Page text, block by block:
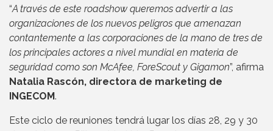
“A través de este roadshow queremos advertir a las
organizaciones de los nuevos peligros que amenazan
contantemente a las corporaciones de la mano de tres de
los principales actores a nivel mundial en materia de
seguridad como son McAfee, ForeScout y Gigamon”, afirma
Natalia Rascón, directora de marketing de
INGECOM.
Este ciclo de reuniones tendrá lugar los días 28, 29 y 30